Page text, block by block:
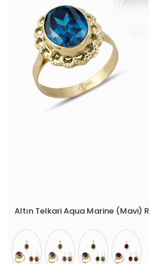
Altın Telkari Aqua Marine (Mavi)